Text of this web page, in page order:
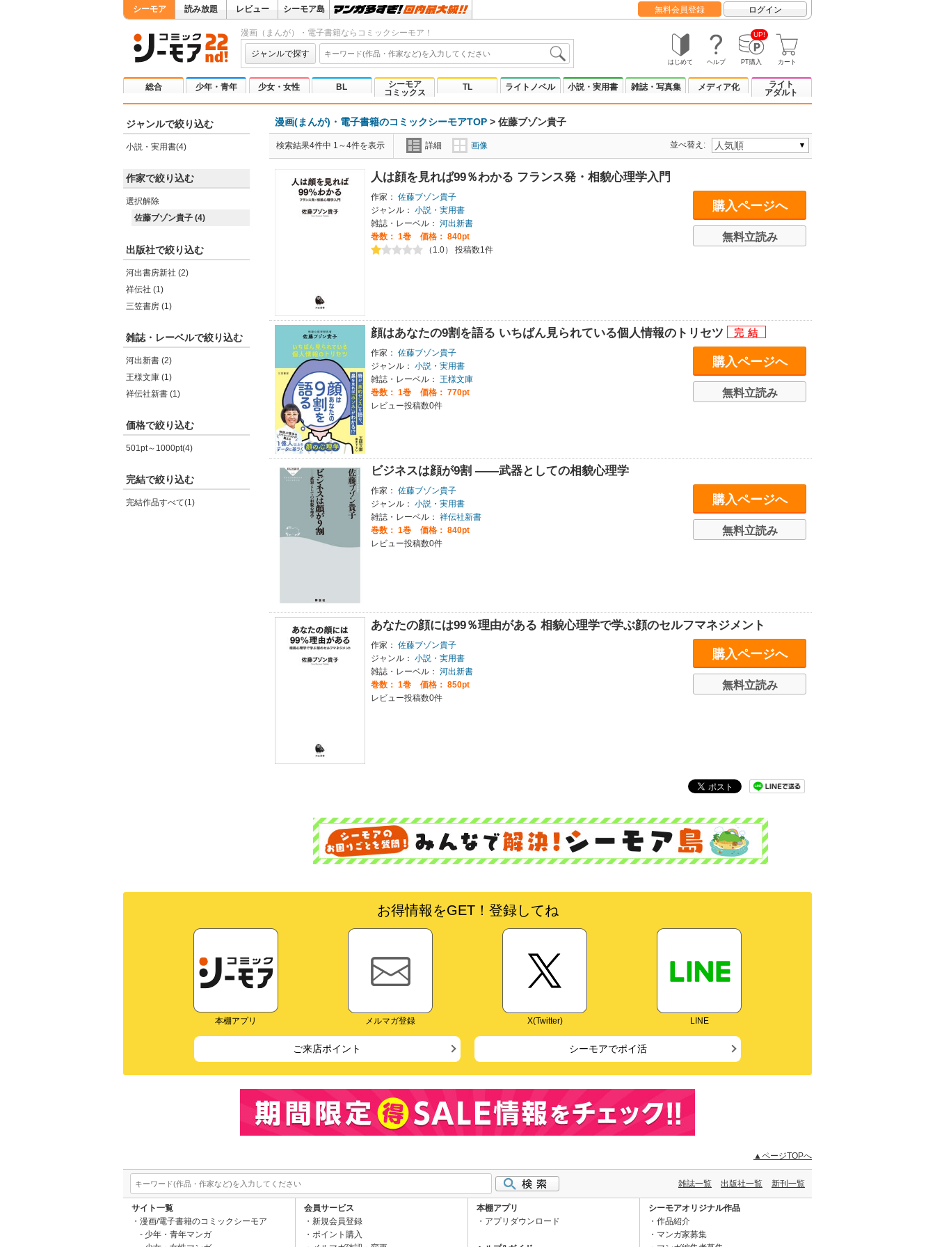
シーモア 読み放題 レビュー シーモア島 無料会員登録 ログイン
漫画（まんが）・電子書籍ならコミックシーモア！
ジャンルで探す
はじめて ヘルプ
UP!
PT購入 カート
総合 少年・青年 少女・女性 BL
シーモア
コミックス
TL ライトノベル 小説・実用書 雑誌・写真集 メディア化
ライト
アダルト
ジャンルで絞り込む
小説・実用書(4)
作家で絞り込む
選択解除
佐藤ブゾン貴子 (4)
出版社で絞り込む
河出書房新社 (2)
祥伝社 (1)
三笠書房 (1)
雑誌・レーベルで絞り込む
河出新書 (2)
王様文庫 (1)
祥伝社新書 (1)
価格で絞り込む
501pt～1000pt(4)
完結で絞り込む
完結作品すべて(1)
漫画(まんが)・電子書籍のコミックシーモアTOP > 佐藤ブゾン貴子
検索結果4件中 1～4件を表示 詳細 画像 並べ替え:
人は顔を見れば99％わかる フランス発・相貌心理学入門
作家： 佐藤ブゾン貴子
ジャンル： 小説・実用書
雑誌・レーベル： 河出新書
巻数： 1巻
価格： 840pt
（1.0） 投稿数1件
購入ページへ
無料立読み
顔はあなたの9割を語る いちばん見られている個人情報のトリセツ
作家： 佐藤ブゾン貴子
ジャンル： 小説・実用書
雑誌・レーベル： 王様文庫
巻数： 1巻
価格： 770pt
レビュー投稿数0件
購入ページへ
無料立読み
ビジネスは顔が9割 ――武器としての相貌心理学
作家： 佐藤ブゾン貴子
ジャンル： 小説・実用書
雑誌・レーベル： 祥伝社新書
巻数： 1巻
価格： 840pt
レビュー投稿数0件
購入ページへ
無料立読み
あなたの顔には99％理由がある 相貌心理学で学ぶ顔のセルフマネジメント
作家： 佐藤ブゾン貴子
ジャンル： 小説・実用書
雑誌・レーベル： 河出新書
巻数： 1巻
価格： 850pt
レビュー投稿数0件
購入ページへ
無料立読み
お得情報をGET！登録してね
本棚アプリ メルマガ登録 X(Twitter) LINE
ご来店ポイント シーモアでポイ活
▲ページTOPへ
雑誌一覧 出版社一覧 新刊一覧
サイト一覧
漫画/電子書籍のコミックシーモア
少年・青年マンガ
会員サービス
新規会員登録
ポイント購入
本棚アプリ
アプリダウンロード
シーモアオリジナル作品
作品紹介
マンガ家募集